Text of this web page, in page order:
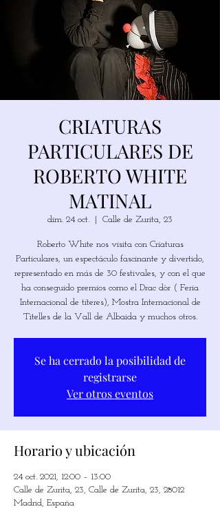
CRIATURAS
PARTICULARES DE
ROBERTO WHITE
MATINAL
dim. 24 oct. Calle de Zurita, 23
Roberto White nos visita con Criaturas
Particulares, un espectáculo fascinante y divertido,
representado en más de 30 festivales, y con el que
ha conseguido premios como el Drac dòr ( Feria
Internacional de títeres), Mostra Internacional de
Titelles de la Vall de Albaida y muchos otros.
Se ha cerrado la posibilidad de
registrarse
Ver otros eventos
Horario y ubicación
24 oct. 2021, 12:00 – 13:00
Calle de Zurita, 23, Calle de Zurita, 23, 28012
Madrid, España